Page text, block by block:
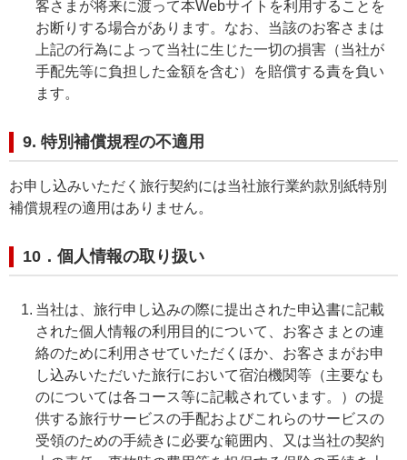
客さまが将来に渡って本Webサイトを利用することを
お断りする場合があります。なお、当該のお客さまは
上記の行為によって当社に生じた一切の損害（当社が
手配先等に負担した金額を含む）を賠償する責を負い
ます。
9. 特別補償規程の不適用
お申し込みいただく旅行契約には当社旅行業約款別紙特別
補償規程の適用はありません。
10．個人情報の取り扱い
当社は、旅行申し込みの際に提出された申込書に記載
された個人情報の利用目的について、お客さまとの連
絡のために利用させていただくほか、お客さまがお申
し込みいただいた旅行において宿泊機関等（主要なも
のについては各コース等に記載されています。）の提
供する旅行サービスの手配およびこれらのサービスの
受領のための手続きに必要な範囲内、又は当社の契約